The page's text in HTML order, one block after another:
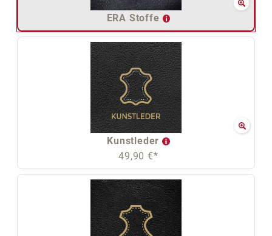
ERA Stoffe
Kunstleder
49,90 €*